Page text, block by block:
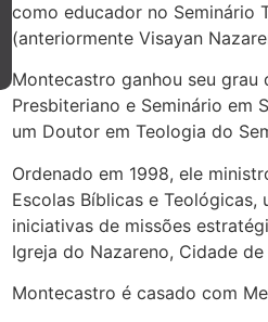
como educador no Seminário
(anteriormente Visayan
Montecastro ganhou seu grau
Presbiteriano e Seminário em
um Doutor em Teologia do
Ordenado em 1998, ele
Escolas Bíblicas e
iniciativas de missões
Igreja do Nazareno, Cidade de
Montecastro é casado com